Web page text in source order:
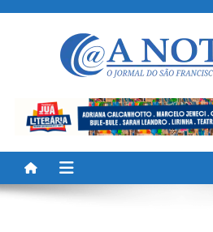
A Noticia Do